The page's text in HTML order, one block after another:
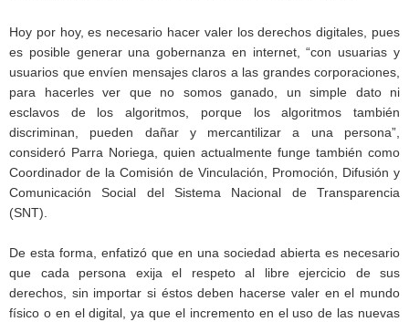
Hoy por hoy, es necesario hacer valer los derechos digitales, pues
es posible generar una gobernanza en internet, “con usuarias y
usuarios que envíen mensajes claros a las grandes corporaciones,
para hacerles ver que no somos ganado, un simple dato ni
esclavos de los algoritmos, porque los algoritmos también
discriminan, pueden dañar y mercantilizar a una persona”,
consideró Parra Noriega, quien actualmente funge también como
Coordinador de la Comisión de Vinculación, Promoción, Difusión y
Comunicación Social del Sistema Nacional de Transparencia
(SNT).
De esta forma, enfatizó que en una sociedad abierta es necesario
que cada persona exija el respeto al libre ejercicio de sus
derechos, sin importar si éstos deben hacerse valer en el mundo
físico o en el digital, ya que el incremento en el uso de las nuevas